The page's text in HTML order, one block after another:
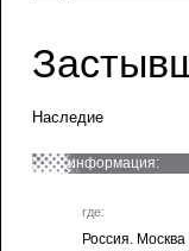
Наследие
информация:
где:
Россия. Москва